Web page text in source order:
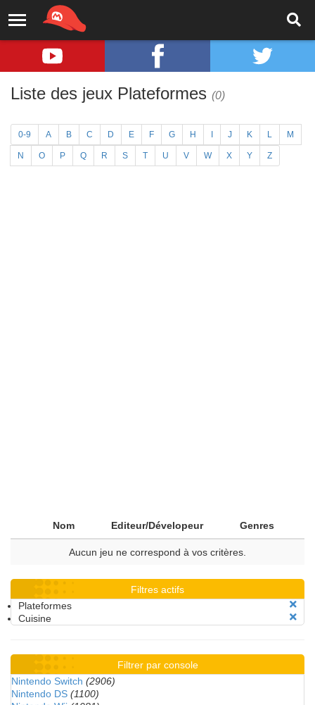
Liste des jeux Plateformes (0)
0-9 A B C D E F G H J K L M
N O P Q R S T U V W X Y Z
Nom Editeur/Dévelopeur Genres
Aucun jeu ne correspond à vos critères.
Filtres actifs
Plateformes
Cuisine
Filtrer par console
Nintendo Switch (2906)
Nintendo DS (1100)